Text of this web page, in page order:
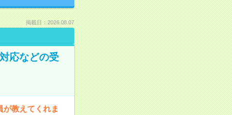
掲載日：2026.08.07
応などの受
教えてくれま